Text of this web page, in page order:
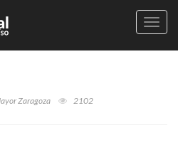
Zaragoza 2102